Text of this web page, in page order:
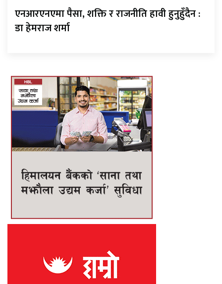
एनआरएनएमा पैसा, शक्ति र राजनीति हावी हुनुहुँदैन :
डा हेमराज शर्मा